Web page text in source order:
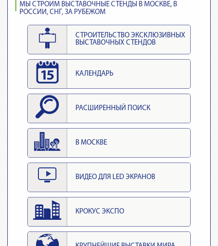
МЫ СТРОИМ ВЫСТАВОЧНЫЕ СТЕНДЫ В МОСКВЕ, В
РОССИИ, СНГ, ЗА РУБЕЖОМ
СТРОИТЕЛЬСТВО ЭКСКЛЮЗИВНЫХ
ВЫСТАВОЧНЫХ СТЕНДОВ
КАЛЕНДАРЬ
РАСШИРЕННЫЙ ПОИСК
В МОСКВЕ
ВИДЕО ДЛЯ LED ЭКРАНОВ
КРОКУС ЭКСПО